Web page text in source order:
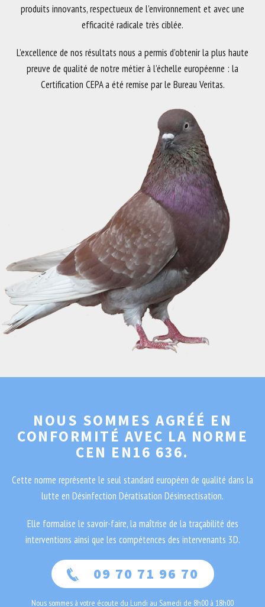
produits innovants, respectueux de l’environnement et avec une
efficacité radicale très ciblée.
L’excellence de nos résultats nous a permis d’obtenir la plus haute
preuve de qualité de notre métier à l’échelle européenne : la
Certification CEPA a été remise par le Bureau Veritas.
NOUS SOMMES AGRÉÉ EN
CONFORMITÉ AVEC LA NORME
CEN EN16 636.
Cette norme représente le seul standard européen de qualité dans la
lutte en Désinfection Dératisation Désinsectisation.
Elle formalise le savoir-faire, la maîtrise de la traçabilité des
interventions ainsi que les compétences des intervenants 3D.
09 70 71 96 70
Nous sommes à votre écoute du Lundi au Samedi de 8h00 à 18h00